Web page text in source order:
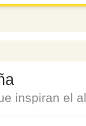
inspiran el